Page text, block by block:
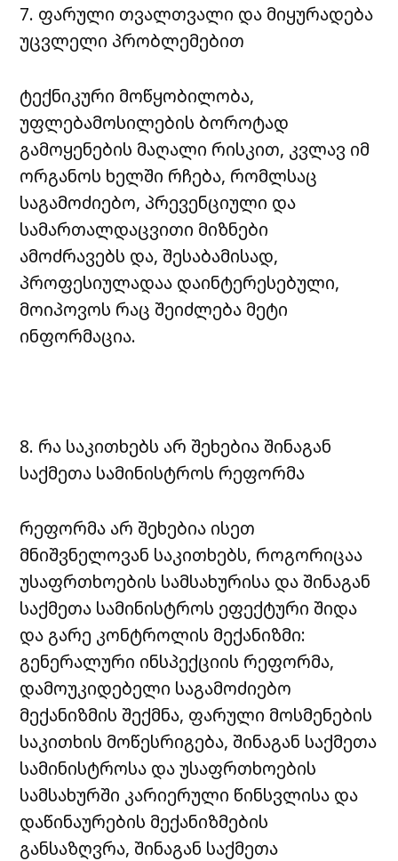
7. ფარული თვალთვალი და მიყურადება
უცვლელი პრობლემებით
ტექნიკური მოწყობილობა,
უფლებამოსილების ბოროტად
გამოყენების მაღალი რისკით, კვლავ იმ
ორგანოს ხელში რჩება, რომლსაც
საგამოძიებო, პრევენციული და
სამართალდაცვითი მიზნები
ამოძრავებს და, შესაბამისად,
პროფესიულადაა დაინტერესებული,
მოიპოვოს რაც შეიძლება მეტი
ინფორმაცია.
8. რა საკითხებს არ შეხებია შინაგან
საქმეთა სამინისტროს რეფორმა
რეფორმა არ შეხებია ისეთ
მნიშვნელოვან საკითხებს, როგორიცაა
უსაფრთხოების სამსახურისა და შინაგან
საქმეთა სამინისტროს ეფექტური შიდა
და გარე კონტროლის მექანიზმი:
გენერალური ინსპექციის რეფორმა,
დამოუკიდებელი საგამოძიებო
მექანიზმის შექმნა, ფარული მოსმენების
საკითხის მოწესრიგება, შინაგან საქმეთა
სამინისტროსა და უსაფრთხოების
სამსახურში კარიერული წინსვლისა და
დაწინაურების მექანიზმების
განსაზღვრა, შინაგან საქმეთა